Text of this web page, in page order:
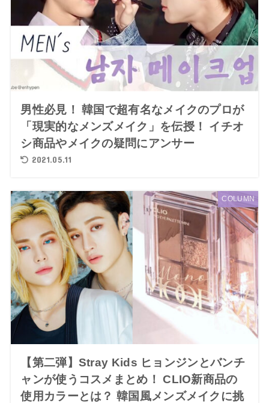
男性必見！ 韓国で超有名なメイクのプロが
「現実的なメンズメイク」を伝授！ イチオ
シ商品やメイクの疑問にアンサー
2021.05.11
COLUMN
【第二弾】Stray Kids ヒョンジンとバンチ
ャンが使うコスメまとめ！ CLIO新商品の
使用カラーとは？ 韓国風メンズメイクに挑